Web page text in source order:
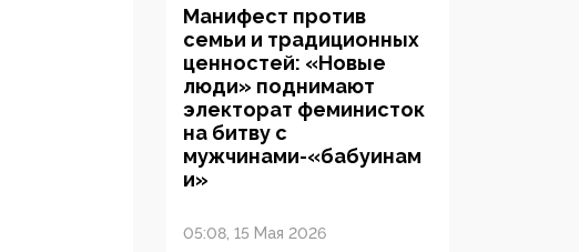
Манифест против
семьи и традиционных
ценностей: «Новые
люди» поднимают
электорат феминисток
на битву с
мужчинами-«бабуинам
и»
05:08, 15 Мая 2026